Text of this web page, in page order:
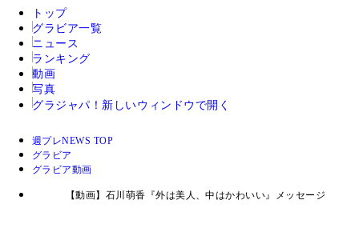
トップ
グラビア一覧
ニュース
ランキング
動画
写真
グラジャパ！ 新しいウィンドウで開く
週プレNEWS TOP
グラビア
グラビア動画
【動画】石川萌香『外は美人、中はかわいい』メッセージ